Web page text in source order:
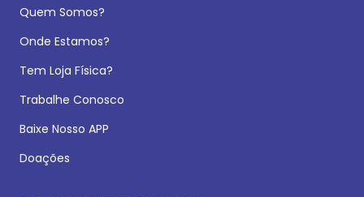
Quem Somos?
Onde Estamos?
Tem Loja Física?
Trabalhe Conosco
Baixe Nosso APP
Doações